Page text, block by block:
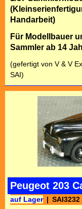
Handarbeit)
Für Modellbauer
Sammler ab 14
(gefertigt von V & V
SAI)
Peugeot 203
auf Lager SAI3232